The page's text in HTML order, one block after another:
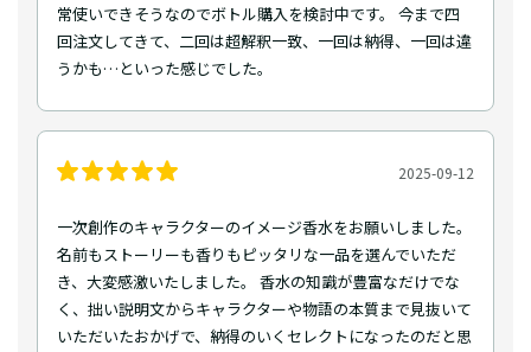
常使いできそうなのでボトル購入を検討中です。 今まで四
回注文してきて、二回は超解釈一致、一回は納得、一回は違
うかも…といった感じでした。
2025-09-12
一次創作のキャラクターのイメージ香水をお願いしました。
名前もストーリーも香りもピッタリな一品を選んでいただ
き、大変感激いたしました。 香水の知識が豊富なだけでな
く、拙い説明文からキャラクターや物語の本質まで見抜いて
いただいたおかげで、納得のいくセレクトになったのだと思